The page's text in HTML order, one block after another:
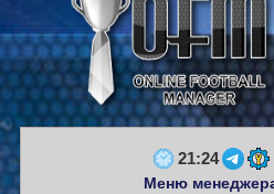
21:24
Меню